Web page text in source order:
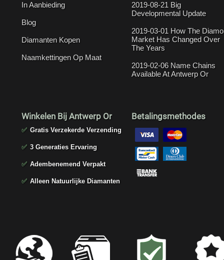
In Aanbieding
Blog
Diamanten Kopen
Naamkettingen Op Maat
2019-08-21 Big
Developmental Update
2019-03-01 How The
Market Has Changed Over
The Years
2019-02-06 Name Chains
Available At Antwerp Or
Winkelen Bij Antwerp Or
✅ Gratis Verzekerde Verzending
✅ 3 Generaties Ervaring
✅ Adembenemend Verpakt
✅ Alleen Natuurlijke Diamanten
Betalingsmethodes